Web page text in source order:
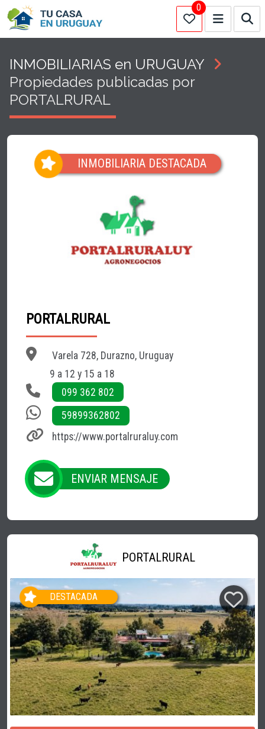
0
INMOBILIARIAS en URUGUAY
Propiedades publicadas por
PORTALRURAL
INMOBILIARIA DESTACADA
PORTALRURAL
Varela 728, Durazno, Uruguay
9 a 12 y 15 a 18
099 362 802
59899362802
https://www.portalruraluy.com
ENVIAR MENSAJE
PORTALRURAL
DESTACADA